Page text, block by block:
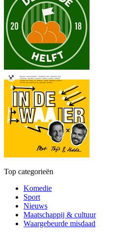
Top categorieën
Komedie
Sport
Nieuws
Maatschappij & cultuur
Waargebeurde misdaad